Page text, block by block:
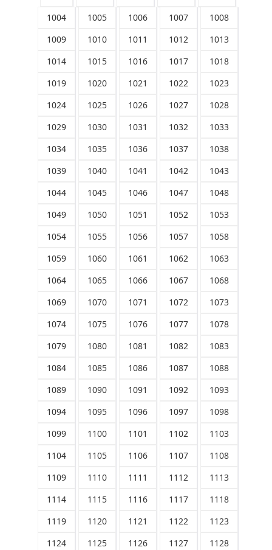
1004
1005 1006 1007
1008
1009
1010 1011 1012
1013
1014
1015 1016 1017
1018
1019
1020 1021 1022
1023
1024
1025 1026 1027
1028
1029
1030 1031 1032
1033
1034
1035 1036 1037
1038
1039
1040 1041 1042
1043
1044
1045 1046 1047
1048
1049
1050 1051 1052
1053
1054
1055 1056 1057
1058
1059
1060 1061 1062
1063
1064
1065 1066 1067
1068
1069
1070 1071 1072
1073
1074
1075 1076 1077
1078
1079
1080 1081 1082
1083
1084
1085 1086 1087
1088
1089
1090 1091 1092
1093
1094
1095 1096 1097
1098
1099
1100 1101 1102
1103
1104
1105 1106 1107
1108
1109
1110 1111 1112
1113
1114
1115 1116 1117
1118
1119
1120 1121 1122
1123
1124
1125 1126 1127
1128